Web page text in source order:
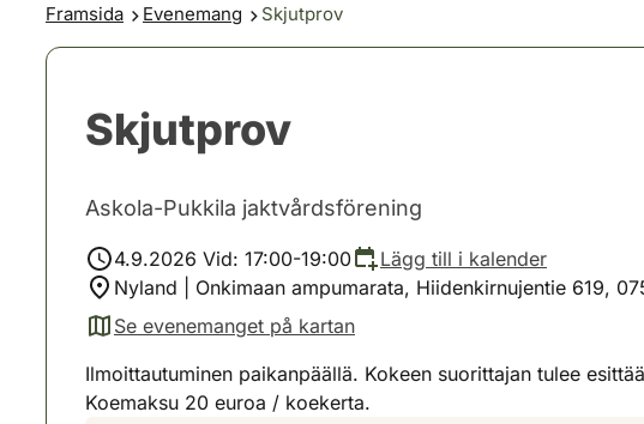
Framsida Evenemang Skjutprov
Skjutprov
Askola-Pukkila jaktvårdsförening
4.9.2026 Vid: 17:00-19:00
Lägg till i kalender
Nyland | Onkimaan ampumarata, Hiidenkirnujentie 619,
Se evenemanget på kartan
(avautuu uuteen välilehteen)
Ilmoittautuminen paikanpäällä. Kokeen suorittajan tulee
Koemaksu 20 euroa / koekerta.